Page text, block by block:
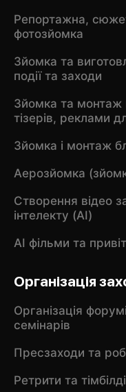
Репортажна,
фотозйомка
Зйомка та
події та заходи
Зйомка та монтаж
тізерів, реклами
Зйомка і монтаж
Аерозйомка
Створення відео
інтелекту (AI)
AI фільми та
Організація
Організація
семінарів
Пресзаходи та
Ретрити та